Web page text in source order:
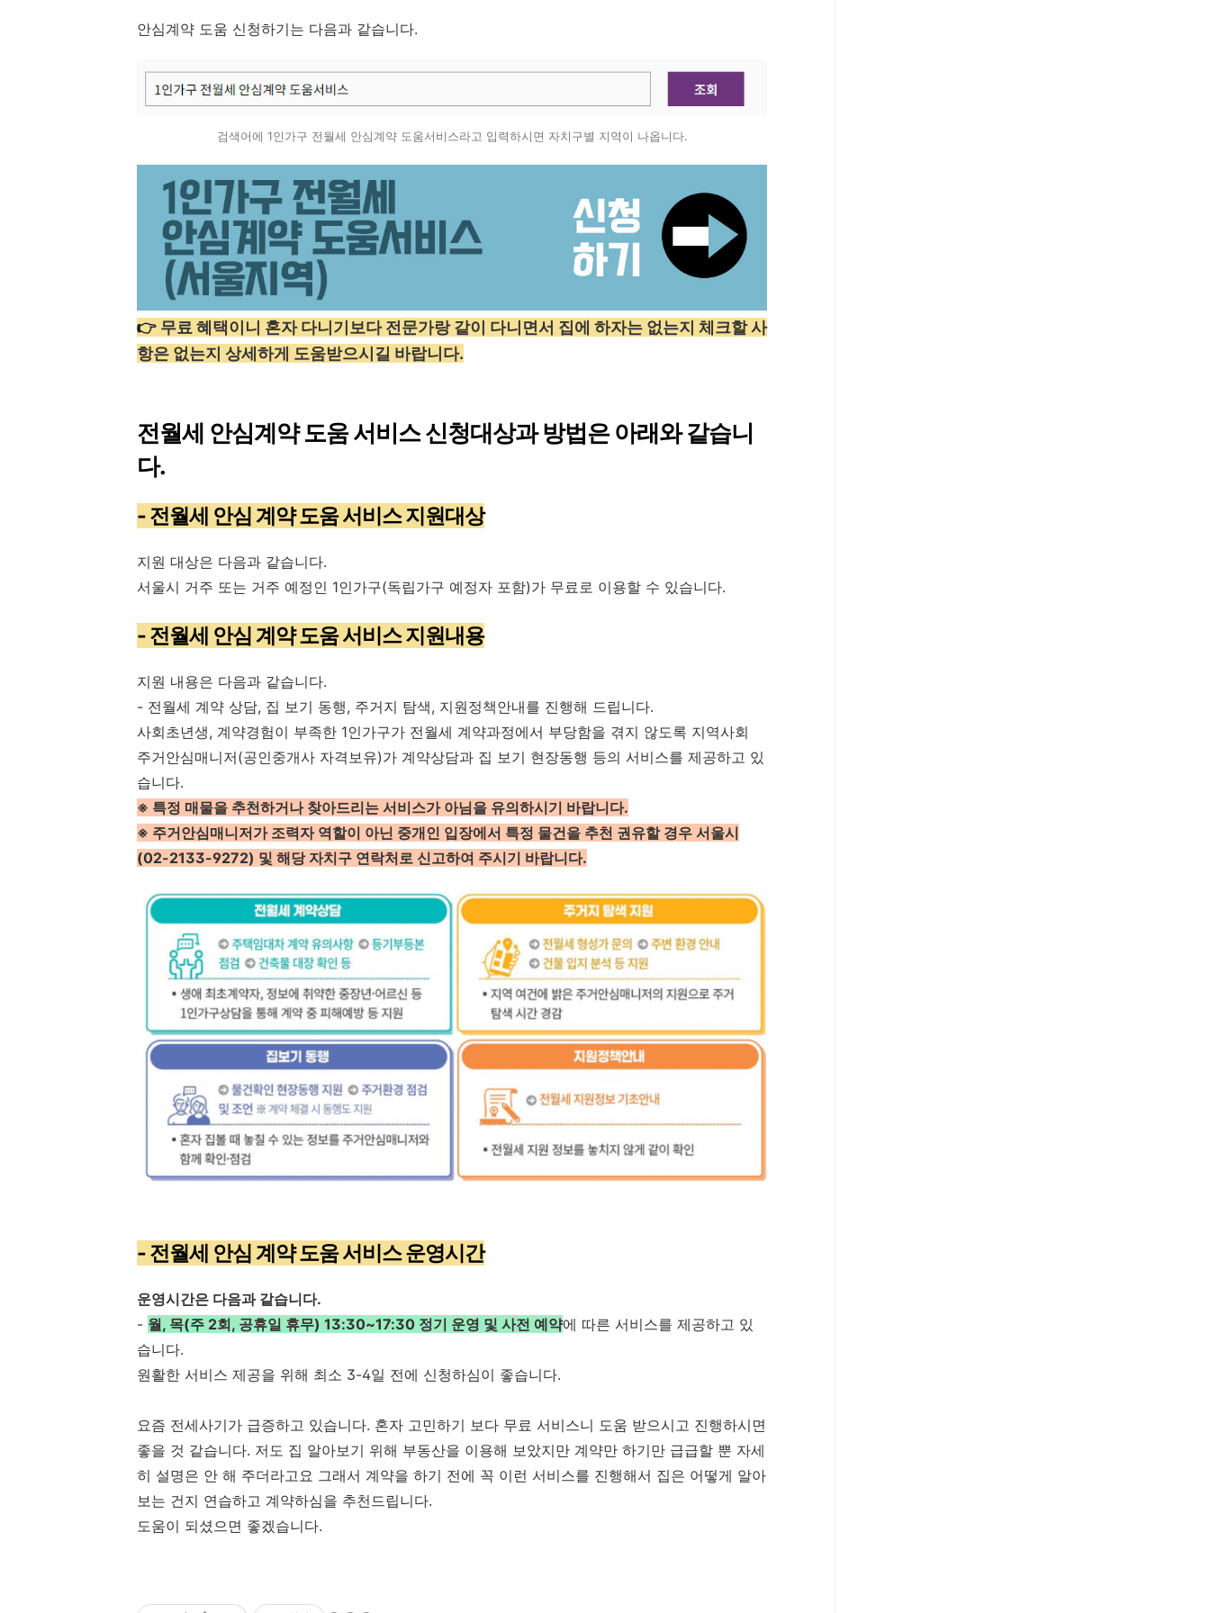
안심계약 도움 신청하기는 다음과 같습니다.
검색어에 1인가구 전월세 안심계약 도움서비스라고 입력하시면 자치구별 지역이 나옵니다.
👉 무료 혜택이니 혼자 다니기보다 전문가랑 같이 다니면서 집에 하자는 없는지 체크할 사
항은 없는지 상세하게 도움받으시길 바랍니다.
전월세 안심계약 도움 서비스 신청대상과 방법은 아래와 같습니
다.
- 전월세 안심 계약 도움 서비스 지원대상
지원 대상은 다음과 같습니다.
서울시 거주 또는 거주 예정인 1인가구(독립가구 예정자 포함)가 무료로 이용할 수 있습니다.
- 전월세 안심 계약 도움 서비스 지원내용
지원 내용은 다음과 같습니다.
- 전월세 계약 상담, 집 보기 동행, 주거지 탐색, 지원정책안내를 진행해 드립니다.
사회초년생, 계약경험이 부족한 1인가구가 전월세 계약과정에서 부당함을 겪지 않도록 지역사회
주거안심매니저(공인중개사 자격보유)가 계약상담과 집 보기 현장동행 등의 서비스를 제공하고 있
습니다.
※ 특정 매물을 추천하거나 찾아드리는 서비스가 아님을 유의하시기 바랍니다.
※ 주거안심매니저가 조력자 역할이 아닌 중개인 입장에서 특정 물건을 추천 권유할 경우 서울시
(02-2133-9272) 및 해당 자치구 연락처로 신고하여 주시기 바랍니다.
- 전월세 안심 계약 도움 서비스 운영시간
운영시간은 다음과 같습니다.
- 월, 목(주 2회, 공휴일 휴무) 13:30~17:30 정기 운영 및 사전 예약에 따른 서비스를 제공하고 있
습니다.
원활한 서비스 제공을 위해 최소 3-4일 전에 신청하심이 좋습니다.
요즘 전세사기가 급증하고 있습니다. 혼자 고민하기 보다 무료 서비스니 도움 받으시고 진행하시면
좋을 것 같습니다. 저도 집 알아보기 위해 부동산을 이용해 보았지만 계약만 하기만 급급할 뿐 자세
히 설명은 안 해 주더라고요 그래서 계약을 하기 전에 꼭 이런 서비스를 진행해서 집은 어떻게 알아
보는 건지 연습하고 계약하심을 추천드립니다.
도움이 되셨으면 좋겠습니다.